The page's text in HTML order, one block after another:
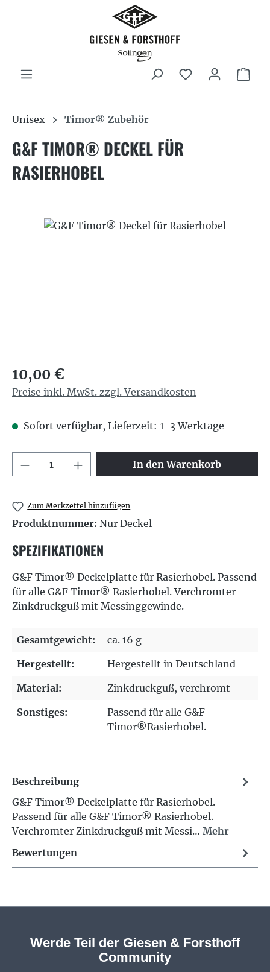
Zum Hauptinhalt springen
Unisex Timor® Zubehör
G&F TIMOR® DECKEL FÜR
RASIERHOBEL
Bildergalerie überspringen
Regulärer Preis:
10,00 €
Preise inkl. MwSt. zzgl. Versandkosten
Sofort verfügbar, Lieferzeit: 1-3 Werktage
Produkt Anzahl: Gib denIn den Warenkorb
Zum Merkzettel hinzufügen
Produktnummer: Nur Deckel
SPEZIFIKATIONEN
G&F Timor® Deckelplatte für Rasierhobel. Passend
für alle G&F Timor® Rasierhobel. Verchromter
Zinkdruckguß mit Messinggewinde.
Gesamtgewicht:
ca. 16 g
Hergestellt:
Hergestellt in Deutschland
Material:
Zinkdruckguß, verchromt
Sonstiges:
Passend für alle G&F
Timor®Rasierhobel.
Beschreibung
G&F Timor® Deckelplatte für Rasierhobel.
Passend für alle G&F Timor® Rasierhobel.
Verchromter Zinkdruckguß mit Messi… Mehr
Bewertungen
Werde Teil der Giesen & Forsthoff
Community